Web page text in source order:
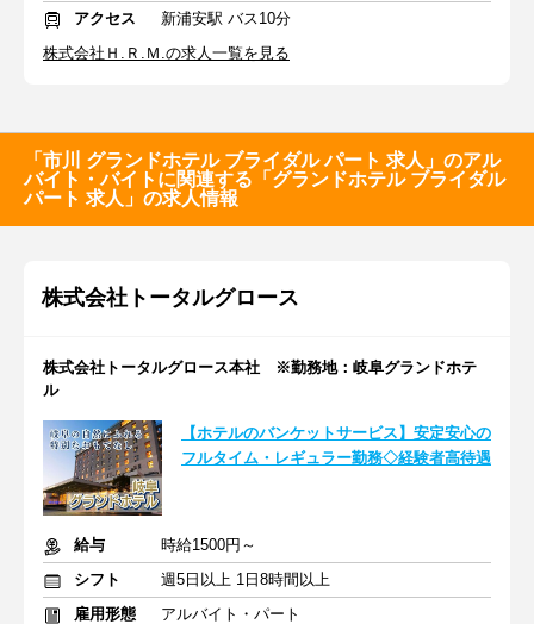
アクセス
新浦安駅 バス10分
株式会社Ｈ.Ｒ.Ｍ.の求人一覧を見る
「市川 グランドホテル ブライダル パート 求人」のアル
バイト・バイトに関連する「グランドホテル ブライダル
パート 求人」の求人情報
株式会社トータルグロース
株式会社トータルグロース本社 ※勤務地：岐阜グランドホテ
ル
【ホテルのバンケットサービス】安定安心の
フルタイム・レギュラー勤務◇経験者高待遇
給与
時給1500円～
シフト
週5日以上 1日8時間以上
雇用形態
アルバイト・パート